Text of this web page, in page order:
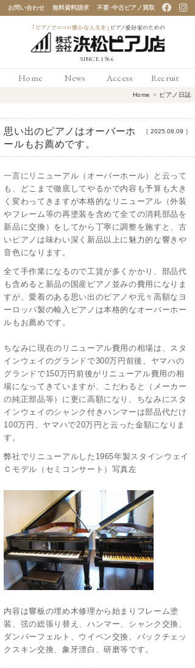
「ピアノでココロ豊かな
人生を」ピアノ愛好家の
ための 浜松ピアノ店
お問い合わせ 無料資料請求 不要･中古ピアノ買取
Home News Access Recruit
Home > ピアノ日誌
［ 2025.08.09 ］
思い出のピアノはオーバーホ
ールもお薦めです。
一言にリニューアル（オーバーホール）と云って
も、どこまで徹底してやるかで内容も予算も大き
く変わってきますが本格的なリニューアル（外装
やフレーム等の再塗装を含めて全ての消耗部品を
新品に交換）をしてから丁寧に調整を施すと、古
いピアノは味わい深く新品以上に魅力的な響きや
音色になります。
全て手作業になるので工賃が多くかかり、部品代
も含めると新品の国産ピアノ並みの費用になりま
すが、愛着のある思い出のピアノや元々高額なヨ
ーロッパ製の輸入ピアノは本格的なオーバーホー
ルもお薦めです。
ちなみに現在のリニューアル費用の相場は、スタ
インウェイのグランドで300万円前後、ヤマハの
グランドで150万円前後がリニューアル費用の相
場になってきていますが、こだわると（メーカー
の純正部品等）に更に高額になり、ちなみにスタ
インウェイのシャンク付きハンマーは部品代だけ
100万円、ヤマハで20万円と云った金額になりま
す。
弊社でリニューアルした1965年製スタインウェイ
Ｃモデル（セミコンサート）写真左
内容は響板の埋め木修理から始まりフレーム塗
装、弦の総張り替え、ハンマー、シャンク交換、
ダンパーフェルト、ウイペン交換、バックチェッ
クスキン交換、象牙漂白、研磨等です。